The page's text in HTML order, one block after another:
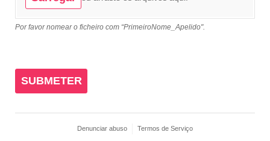
Por favor nomear o ficheiro com “PrimeiroNome_Apelido".
SUBMETER
Denunciar abuso Termos de Serviço